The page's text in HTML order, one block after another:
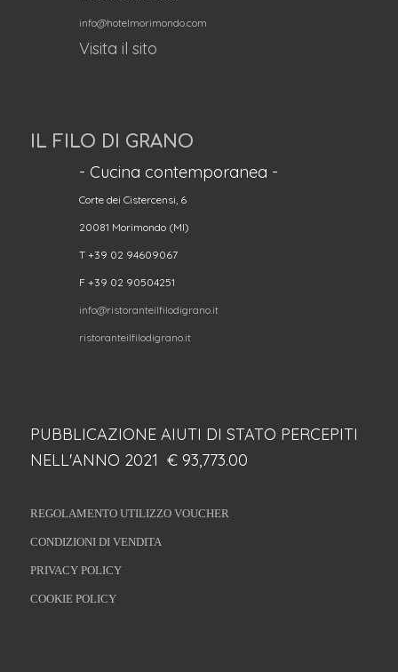
info@hotelmorimondo.com
Visita il sito
IL FILO DI GRANO
- Cucina contemporanea -
Corte dei Cistercensi, 6
20081 Morimondo (MI)
T +39 02 94609067
F +39 02 90504251
info@ristoranteilfilodigrano.it
ristoranteilfilodigrano.it
PUBBLICAZIONE AIUTI DI STATO PERCEPITI
NELL'ANNO 2021 € 93,773.00
REGOLAMENTO UTILIZZO VOUCHER
CONDIZIONI DI VENDITA
PRIVACY POLICY
COOKIE POLICY